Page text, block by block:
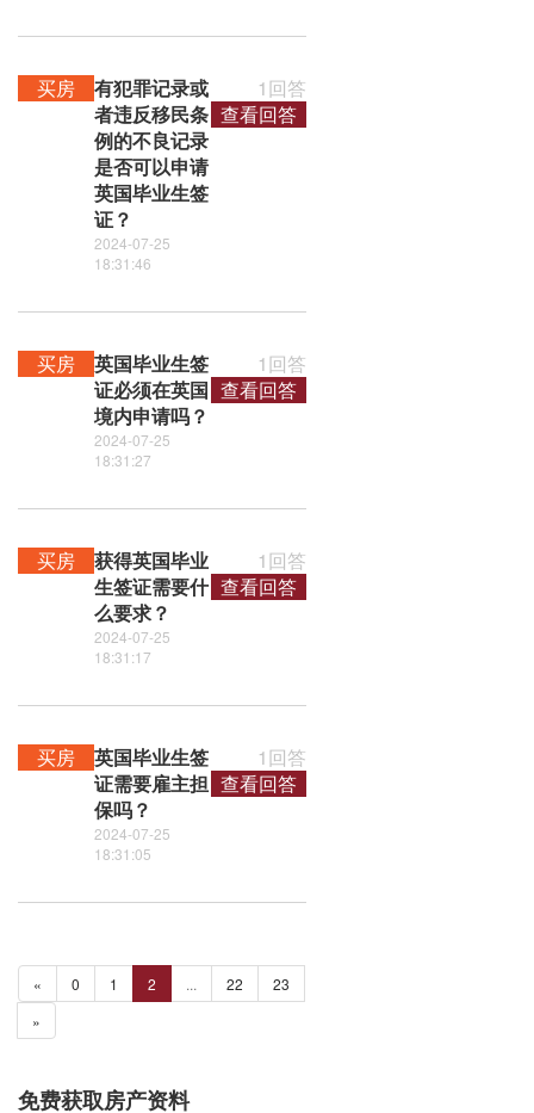
买房
有犯罪记录或
者违反移民条
例的不良记录
是否可以申请
英国毕业生签
证？
2024-07-25
18:31:46
1回答
查看回答
买房
英国毕业生签
证必须在英国
境内申请吗？
2024-07-25
18:31:27
1回答
查看回答
买房
获得英国毕业
生签证需要什
么要求？
2024-07-25
18:31:17
1回答
查看回答
买房
英国毕业生签
证需要雇主担
保吗？
2024-07-25
18:31:05
1回答
查看回答
« 0 1 2 ... 22
23
»
免费获取房产资料